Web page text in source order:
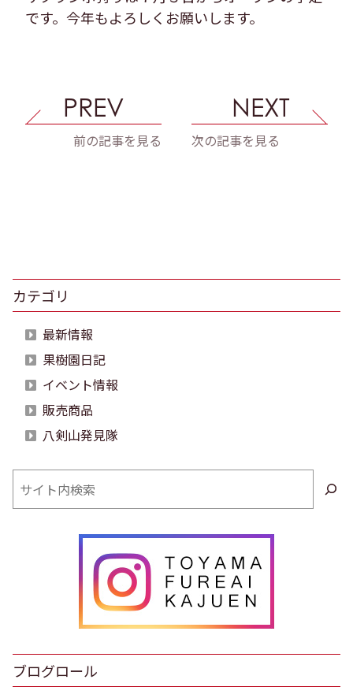
です。今年もよろしくお願いします。
PREV
前の記事を見る
NEXT
次の記事を見る
カテゴリ
最新情報
果樹園日記
イベント情報
販売商品
八剣山発見隊
検
索
ブログロール